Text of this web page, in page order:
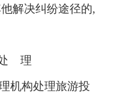
解决纠纷途径的,
理
机构处理旅游投